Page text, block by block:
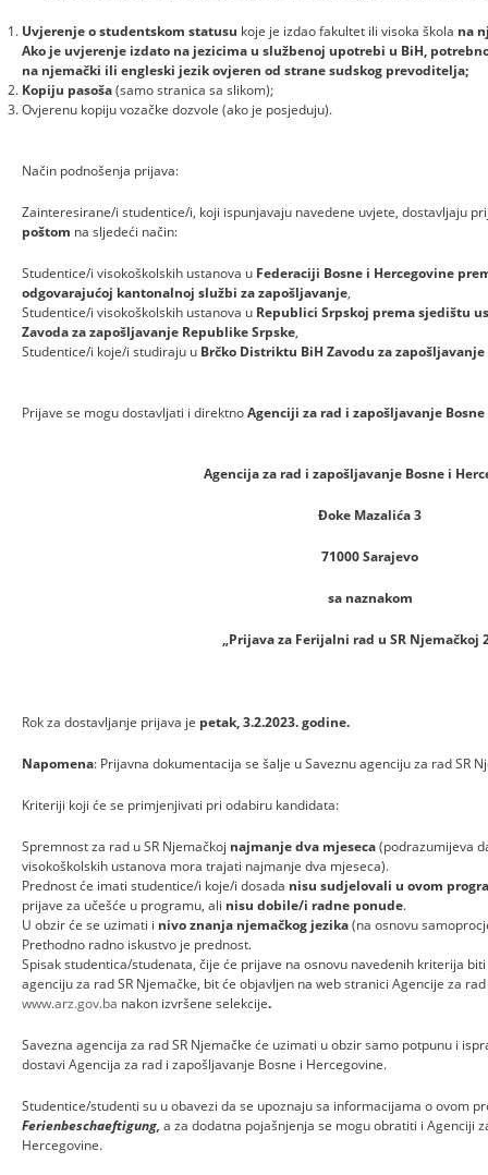
Uvjerenje o studentskom statusu koje je izdao fakultet ili visoka škola na
Ako je uvjerenje izdato na jezicima u službenoj upotrebi u BiH,
na njemački ili engleski jezik ovjeren od strane sudskog prevoditelja;
Kopiju pasoša(samo stranica sa slikom);
Ovjerenu kopiju vozačke dozvole (ako je posjeduju).
Način podnošenja prijava:
Zainteresirane/i studentice/i, koji ispunjavaju navedene uvjete, dostavljaju
poštom na sljedeći način:
Studentice/i visokoškolskih ustanova u Federaciji Bosne i Hercegovine
odgovarajućoj kantonalnoj službi za zapošljavanje,
Studentice/i visokoškolskih ustanova u Republici Srpskoj prema sjedištu
Zavoda za zapošljavanje Republike Srpske,
Studentice/i koje/i studiraju u Brčko Distriktu BiH Zavodu za
Prijave se mogu dostavljati i direktnoAgenciji za rad i zapošljavanje
Agencija za rad i zapošljavanje Bosne i
Đoke Mazalića 3
71000 Sarajevo
sa naznakom
„Prijava za Ferijalni rad u SR Njemačkoj
Rok za dostavljanje prijava je petak, 3.2.2023. godine.
Napomena: Prijavna dokumentacija se šalje u Saveznu agenciju za rad
Kriteriji koji će se primjenjivati pri odabiru kandidata:
Spremnost za rad u SR Njemačkoj najmanje dva mjeseca(podrazumijeva
visokoškolskih ustanova mora trajati najmanje dva mjeseca).
Prednost će imati studentice/i koje/i dosada nisu sudjelovali u ovom
prijave za učešće u programu, ali nisu dobile/i radne ponude.
U obzir će se uzimati i nivo znanja njemačkog jezika(na osnovu
Prethodno radno iskustvo je prednost.
Spisak studentica/studenata, čije će prijave na osnovu navedenih kriterija
agenciju za rad SR Njemačke, bit će objavljen na web stranici Agencije za
www.arz.gov.ba nakon izvršene selekcije.
Savezna agencija za rad SR Njemačke će uzimati u obzir samo potpunu i
dostavi Agencija za rad i zapošljavanje Bosne i Hercegovine.
Studentice/studenti su u obavezi da se upoznaju sa informacijama o ovom
Ferienbeschaeftigung, a za dodatna pojašnjenja se mogu obratiti i Agenciji
Hercegovine.